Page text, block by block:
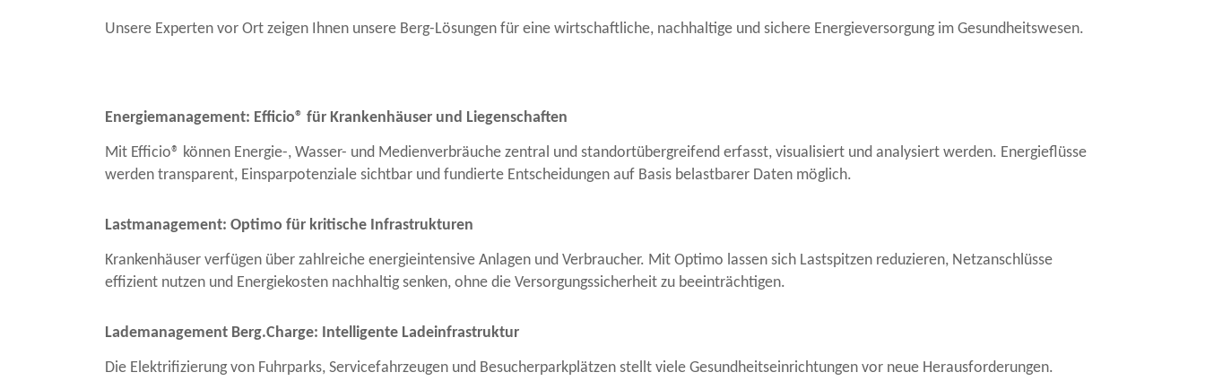
Unsere Experten vor Ort zeigen Ihnen unsere Berg-Lösungen für eine wirtschaftliche, nachhaltige und sichere Energieversorgung im Gesundheitswesen.
Energiemanagement: Efficio® für Krankenhäuser und Liegenschaften
Mit Efficio® können Energie-, Wasser- und Medienverbräuche zentral und standortübergreifend erfasst, visualisiert und analysiert werden. Energieflüsse
werden transparent, Einsparpotenziale sichtbar und fundierte Entscheidungen auf Basis belastbarer Daten möglich.
Lastmanagement: Optimo für kritische Infrastrukturen
Krankenhäuser verfügen über zahlreiche energieintensive Anlagen und Verbraucher. Mit Optimo lassen sich Lastspitzen reduzieren, Netzanschlüsse
effizient nutzen und Energiekosten nachhaltig senken, ohne die Versorgungssicherheit zu beeinträchtigen.
Lademanagement Berg.Charge: Intelligente Ladeinfrastruktur
Die Elektrifizierung von Fuhrparks, Servicefahrzeugen und Besucherparkplätzen stellt viele Gesundheitseinrichtungen vor neue Herausforderungen.